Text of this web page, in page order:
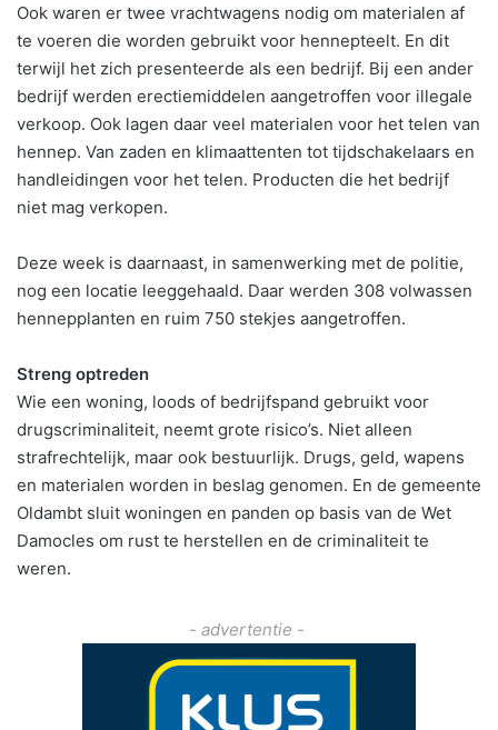
Ook waren er twee vrachtwagens nodig om materialen af
te voeren die worden gebruikt voor hennepteelt. En dit
terwijl het zich presenteerde als een bedrijf. Bij een ander
bedrijf werden erectiemiddelen aangetroffen voor illegale
verkoop. Ook lagen daar veel materialen voor het telen van
hennep. Van zaden en klimaattenten tot tijdschakelaars en
handleidingen voor het telen. Producten die het bedrijf
niet mag verkopen.
Deze week is daarnaast, in samenwerking met de politie,
nog een locatie leeggehaald. Daar werden 308 volwassen
hennepplanten en ruim 750 stekjes aangetroffen.
Streng optreden
Wie een woning, loods of bedrijfspand gebruikt voor
drugscriminaliteit, neemt grote risico’s. Niet alleen
strafrechtelijk, maar ook bestuurlijk. Drugs, geld, wapens
en materialen worden in beslag genomen. En de gemeente
Oldambt sluit woningen en panden op basis van de Wet
Damocles om rust te herstellen en de criminaliteit te
weren.
- advertentie -